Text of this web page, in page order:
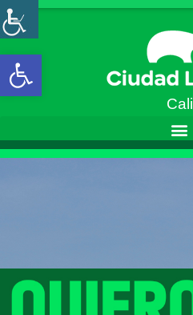
Open toolbar
Cali